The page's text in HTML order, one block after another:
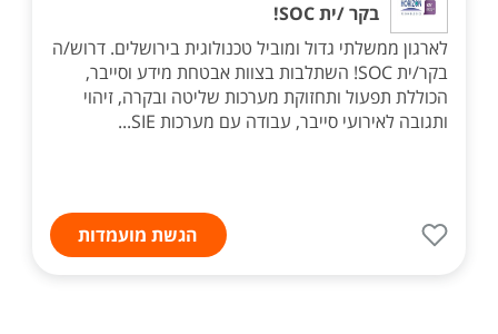
בקר /ית SOC!
לארגון ממשלתי גדול ומוביל טכנולוגית בירושלים. דרוש/ה
בקר/ית SOC! השתלבות בצוות אבטחת מידע וסייבר,
הכוללת תפעול ותחזוקת מערכות שליטה ובקרה, זיהוי
ותגובה לאירועי סייבר, עבודה עם מערכות SIE...
הגשת מועמדות